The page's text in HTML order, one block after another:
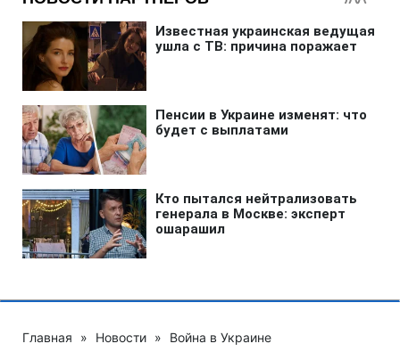
Главная » Новости » Война в Украине